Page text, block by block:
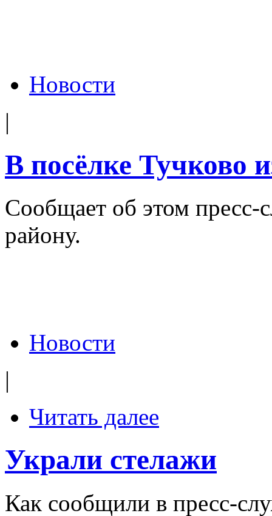
Новости
|
В посёлке Тучково
Сообщает об этом
району.
Новости
|
Читать далее
Украли стелажи
Как сообщили в пресс-